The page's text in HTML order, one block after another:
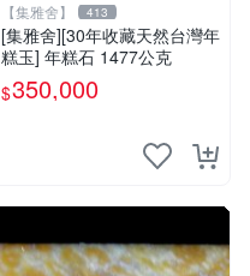
【集雅舍】 413
[集雅舍][30年收藏天然台灣年
糕玉] 年糕石 1477公克
$350,000